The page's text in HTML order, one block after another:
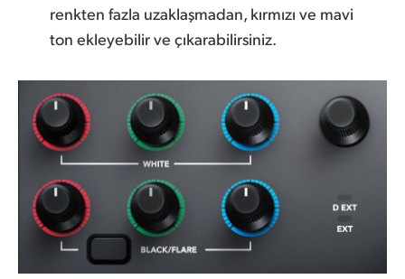
renkten fazla uzaklaşmadan, kırmızı ve mavi
ton ekleyebilir ve çıkarabilirsiniz.